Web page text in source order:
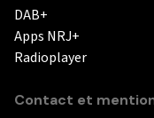
DAB+
Apps NRJ+
Radioplayer
Contact et